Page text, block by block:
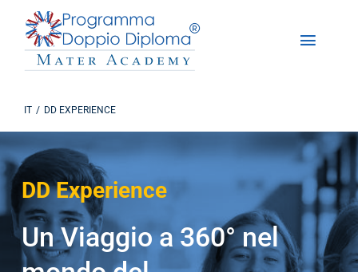
Salta
contenuto
Toggle
Iscrizioni
DD Experience
IT DD EXPERIENCE
DD Experience
Un Viaggio a 360° nel